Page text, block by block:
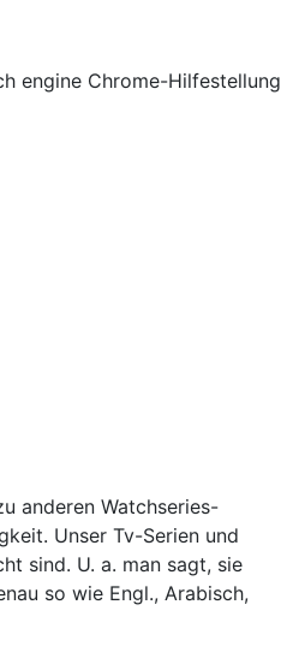
engine Chrome-Hilfestellung
anderen Watchseries-
Unser Tv-Serien und
sind. U. a. man sagt, sie
so wie Engl., Arabisch,